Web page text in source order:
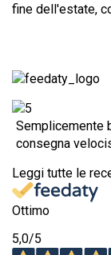
fine dell'estate,
Semplicemente
consegna
Leggi tutte le
Ottimo
5,0/5